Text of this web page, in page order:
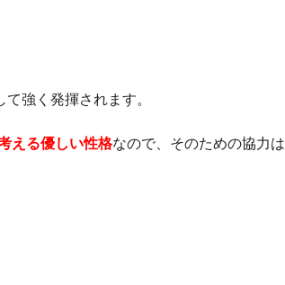
強く発揮されます。
える優しい性格なので、そのための協力は